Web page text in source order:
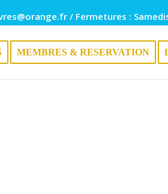
/ Fermetures :
MEMBRES & RESERVATION